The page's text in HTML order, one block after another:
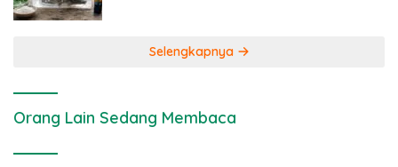
Selengkapnya
Orang Lain Sedang Membaca